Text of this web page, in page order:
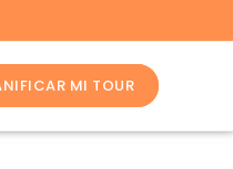
MI TOUR